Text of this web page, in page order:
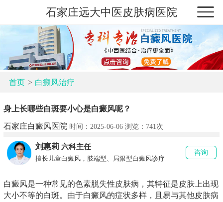
石家庄远大中医皮肤病医院
首页> 白癜风治疗
身上长哪些白斑要小心是白癜风呢？
石家庄白癜风医院 时间：2025-06-06 浏览： 741次
刘惠莉 六科主任
擅长儿童白癜风，肢端型、局限型白癜风诊疗
咨询
白癜风是一种常见的色素脱失性皮肤病，其特征是皮肤上出现
大小不等的白斑。由于白癜风的症状多样，且易与其他皮肤病